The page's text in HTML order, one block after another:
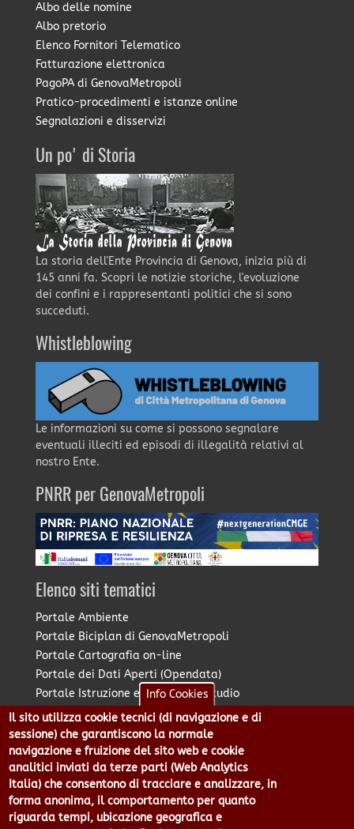
Albo delle nomine
Albo pretorio
Elenco Fornitori Telematico
Fatturazione elettronica
PagoPA di GenovaMetropoli
Pratico-procedimenti e istanze online
Segnalazioni e disservizi
Un po' di Storia
La storia dell'Ente Provincia di Genova, inizia più di
145 anni fa. Scopri le notizie storiche, l'evoluzione
dei confini e i rappresentanti politici che si sono
succeduti.
Whistleblowing
Le informazioni su come si possono segnalare
eventuali illeciti ed episodi di illegalità relativi al
nostro Ente.
PNRR per GenovaMetropoli
Elenco siti tematici
Portale Ambiente
Portale Biciplan di GenovaMetropoli
Portale Cartografia on-line
Portale dei Dati Aperti (Opendata)
Portale Istruzione e Diritto allo Studio
Portale Marketing Territoriale
Portale Piano Strategico Metropolitano
Portale PUMS di GenovaMetropoli
Portale Stazione Unica Appaltante
Pratico: procedimenti e istanze online
Info Cookies
Il sito utilizza cookie tecnici (di navigazione e di
sessione) che garantiscono la normale
navigazione e fruizione del sito web e cookie
analitici inviati da terze parti (Web Analytics
Italia) che consentono di tracciare e analizzare, in
forma anonima, il comportamento per quanto
riguarda tempi, ubicazione geografica e